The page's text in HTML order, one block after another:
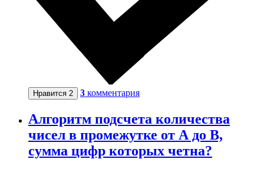
Нравится 2 3 комментария
Алгоритм подсчета количества
чисел в промежутке от А до B,
сумма цифр которых четна?